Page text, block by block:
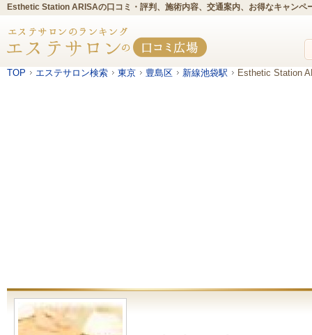
Esthetic Station ARISAの口コミ・評判、施術内容、交通案内、お得なキャンペ
TOP エステサロン検索 東京 豊島区 新線池袋駅 Esthetic Station